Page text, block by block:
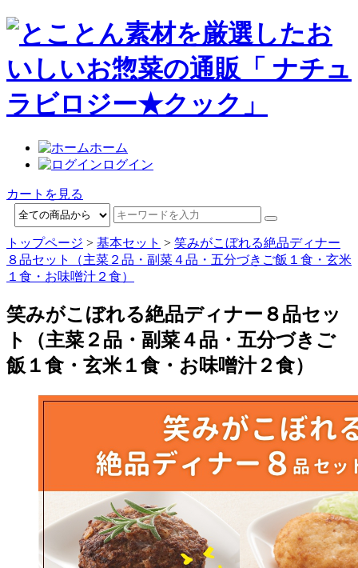
ホーム
ログイン
カートを見る
トップページ > 基本セット > 笑みがこぼれる絶品ディナー
８品セット（主菜２品・副菜４品・五分づきご飯１食・玄米
１食・お味噌汁２食）
笑みがこぼれる絶品ディナー８品セッ
ト（主菜２品・副菜４品・五分づきご
飯１食・玄米１食・お味噌汁２食）